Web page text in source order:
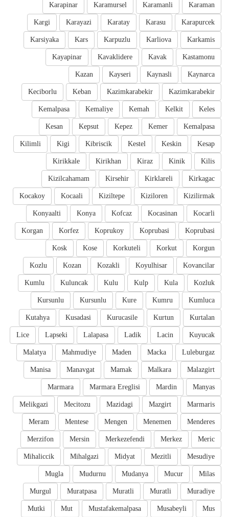
Karaman
Karamanli
Karamursel
Karapinar
Karapurcek
Karasu
Karatay
Karayazi
Kargi
Karkamis
Karliova
Karpuzlu
Kars
Karsiyaka
Kastamonu
Kavak
Kavaklidere
Kayapinar
Kaynarca
Kaynasli
Kayseri
Kazan
Kazimkarabekir
Kazimkarabekir
Keban
Keciborlu
Keles
Kelkit
Kemah
Kemaliye
Kemalpasa
Kemalpasa
Kemer
Kepez
Kepsut
Kesan
Kesap
Keskin
Kestel
Kibriscik
Kigi
Kilimli
Kilis
Kinik
Kiraz
Kirikhan
Kirikkale
Kirkagac
Kirklareli
Kirsehir
Kizilcahamam
Kizilirmak
Kiziloren
Kiziltepe
Kocaali
Kocakoy
Kocarli
Kocasinan
Kofcaz
Konya
Konyaalti
Koprubasi
Koprubasi
Koprukoy
Korfez
Korgan
Korgun
Korkut
Korkuteli
Kose
Kosk
Kovancilar
Koyulhisar
Kozakli
Kozan
Kozlu
Kozluk
Kula
Kulp
Kulu
Kuluncak
Kumlu
Kumluca
Kumru
Kure
Kursunlu
Kursunlu
Kurtalan
Kurtun
Kurucasile
Kusadasi
Kutahya
Kuyucak
Lacin
Ladik
Lalapasa
Lapseki
Lice
Luleburgaz
Macka
Maden
Mahmudiye
Malatya
Malazgirt
Malkara
Mamak
Manavgat
Manisa
Manyas
Mardin
Marmara Ereglisi
Marmara
Marmaris
Mazgirt
Mazidagi
Mecitozu
Melikgazi
Menderes
Menemen
Mengen
Mentese
Meram
Meric
Merkez
Merkezefendi
Mersin
Merzifon
Mesudiye
Mezitli
Midyat
Mihalgazi
Mihaliccik
Milas
Mucur
Mudanya
Mudurnu
Mugla
Muradiye
Muratli
Muratli
Muratpasa
Murgul
Mus
Musabeyli
Mustafakemalpasa
Mut
Mutki